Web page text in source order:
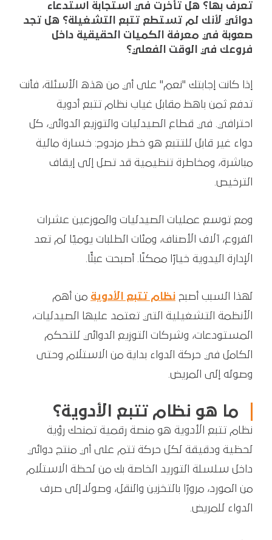
تعرف بها؟ هل تأخرت في استجابة استدعاء
دوائي لأنك لم تستطع تتبع التشغيلة؟ هل تجد
صعوبة في معرفة الكميات الحقيقية داخل
فروعك في الوقت الفعلي؟
إذا كانت إجابتك "نعم" على أي من هذه الأسئلة، فأنت
تدفع ثمن باهظ مقابل غياب نظام تتبع أدوية
احترافي. في قطاع الصيدليات والتوزيع الدوائي، كل
دواء غير قابل للتتبع هو خطر مزدوج: خسارة مالية
مباشرة، ومخاطرة تنظيمية قد تصل إلى إيقاف
الترخيص.
ومع توسع عمليات الصيدليات والموزعين عشرات
الفروع، آلاف الأصناف، ومئات الطلبات يوميًا لم تعد
الإدارة اليدوية خيارًا ممكنًا. أصبحت عبئًا.
لهذا السبب أصبح نظام تتبع الأدوية من أهم
الأنظمة التشغيلية التي تعتمد عليها الصيدليات،
المستودعات، وشركات التوزيع الدوائي للتحكم
الكامل في حركة الدواء بداية من الاستلام وحتى
وصوله إلى المريض.
ما هو نظام تتبع الأدوية؟
نظام تتبع الأدوية هو منصة رقمية تمنحك رؤية
لحظية ودقيقة لكل حركة تتم على أي منتج دوائي
داخل سلسلة التوريد الخاصة بك من لحظة الاستلام
من المورد، مرورًا بالتخزين والنقل، وصولًا إلى صرف
الدواء للمريض.